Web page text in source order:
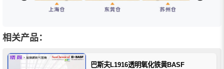
相关产品：
巴斯夫L1916透明氧化铁黄BASF